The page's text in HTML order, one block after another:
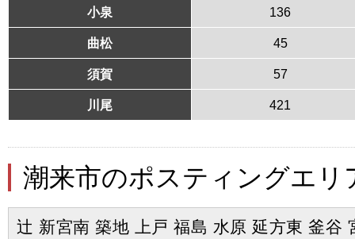
小泉 136
曲松 45
須賀 57
川尾 421
潮来市のポスティングエリ
辻 新宮南 築地 上戸 福島 水原 延方東 釜谷